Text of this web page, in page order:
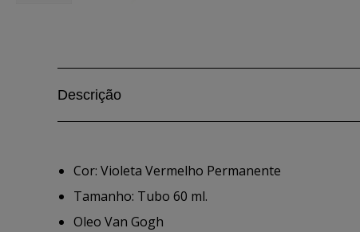
Descrição
Cor: Violeta Vermelho Permanente
Tamanho: Tubo 60 ml.
Oleo Van Gogh